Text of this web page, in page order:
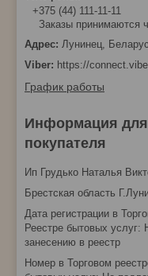
+375 (44) 111-11-11
Заказы принимаются
Лунинец,
https://connect.viber.com/ru/business/1d480fbc-
График работы
Информация для
покупателя
Ип Грудько Наталья
Брестская область
Дата регистрации в
Реестре бытовых услуг:
занесению в реестр
Номер в Торговом